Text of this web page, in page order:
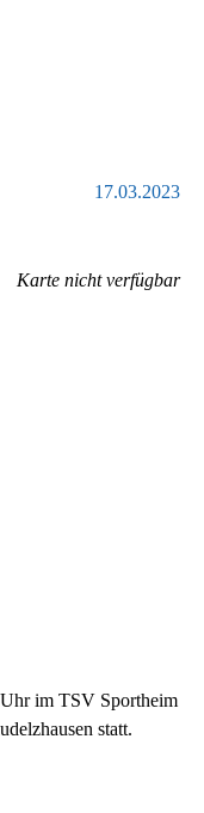
17.03.2023
Karte nicht verfügbar
im TSV Sportheim
statt.